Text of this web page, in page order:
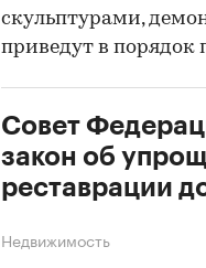
скульптурами,
приведут в порядок
Совет
закон об
реставрации
Недвижимость